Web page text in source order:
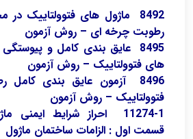
8492 ماژول های فتوولتاییک
رطوبت چرخه ای – روش آزمون
8495 عایق بندی کامل و
های فتوولتاییک – روش آزمون
8496 آزمون عایق بندی
فتوولتاییک – روش آزمون
11274-1 احراز شرایط
قسمت اول : الزامات ساختمان ماژول